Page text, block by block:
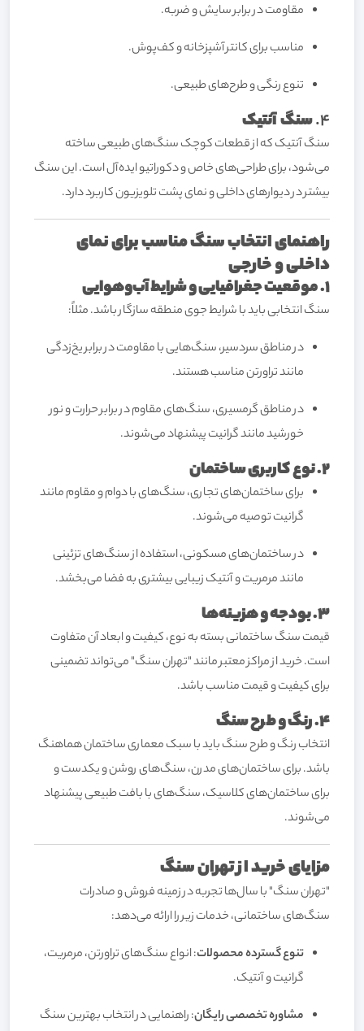
مقاومت در برابر سایش و ضربه.
مناسب برای کانتر آشپزخانه و کف‌پوش.
تنوع رنگی و طرح‌های طبیعی.
4. سنگ آنتیک
سنگ آنتیک که از قطعات کوچک سنگ‌های طبیعی ساخته
می‌شود، برای طراحی‌های خاص و دکوراتیو ایده‌آل است. این سنگ
بیشتر در دیوارهای داخلی و نمای پشت تلویزیون کاربرد دارد.
راهنمای انتخاب سنگ مناسب برای نمای
داخلی و خارجی
1. موقعیت جغرافیایی و شرایط آب‌وهوایی
سنگ انتخابی باید با شرایط جوی منطقه سازگار باشد. مثلاً:
در مناطق سردسیر، سنگ‌هایی با مقاومت در برابر یخ‌زدگی
مانند تراورتن مناسب هستند.
در مناطق گرمسیری، سنگ‌های مقاوم در برابر حرارت و نور
خورشید مانند گرانیت پیشنهاد می‌شوند.
2. نوع کاربری ساختمان
برای ساختمان‌های تجاری، سنگ‌های با دوام و مقاوم مانند
گرانیت توصیه می‌شوند.
در ساختمان‌های مسکونی، استفاده از سنگ‌های تزئینی
مانند مرمریت و آنتیک زیبایی بیشتری به فضا می‌بخشد.
3. بودجه و هزینه‌ها
قیمت سنگ ساختمانی بسته به نوع، کیفیت و ابعاد آن متفاوت
است. خرید از مراکز معتبر مانند "تهران سنگ" می‌تواند تضمینی
برای کیفیت و قیمت مناسب باشد.
4. رنگ و طرح سنگ
انتخاب رنگ و طرح سنگ باید با سبک معماری ساختمان هماهنگ
باشد. برای ساختمان‌های مدرن، سنگ‌های روشن و یکدست و
برای ساختمان‌های کلاسیک، سنگ‌های با بافت طبیعی پیشنهاد
می‌شوند.
مزایای خرید از تهران سنگ
"تهران سنگ" با سال‌ها تجربه در زمینه فروش و صادرات
سنگ‌های ساختمانی، خدمات زیر را ارائه می‌دهد:
تنوع گسترده محصولات: انواع سنگ‌های تراورتن، مرمریت،
گرانیت و آنتیک.
مشاوره تخصصی رایگان: راهنمایی در انتخاب بهترین سنگ